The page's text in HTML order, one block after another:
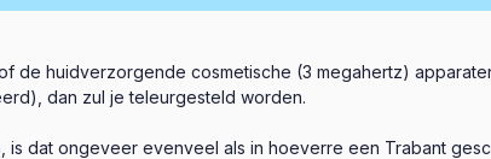
de huidverzorgende cosmetische (3 megahertz)
dan zul je teleurgesteld worden.
dat ongeveer evenveel als in hoeverre een Trabant